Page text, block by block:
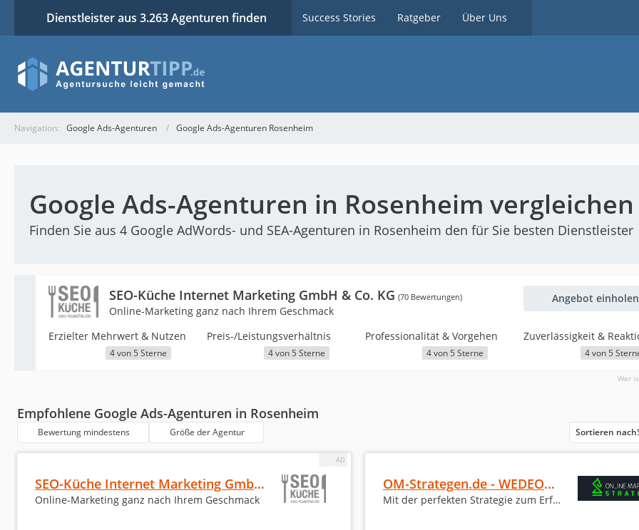
Dienstleister aus 3.263 Agenturen finden Success Stories Ratgeber Über Uns
Navigation: Google Ads-Agenturen Google Ads-Agenturen Rosenheim
Google Ads-Agenturen in Rosenheim vergleichen
Finden Sie aus 4 Google AdWords- und SEA-Agenturen in Rosenheim den für Sie besten Dienstleister
SEO-Küche Internet Marketing GmbH & Co. KG (70 Bewertungen)
Online-Marketing ganz nach Ihrem Geschmack
Angebot einholen
Erzielter Mehrwert & Nutzen
4 von 5 Sterne
Preis-/Leistungsverhältnis
4 von 5 Sterne
Professionalität & Vorgehen
4 von 5 Sterne 4 von 5
Wer
Empfohlene Google Ads-Agenturen in Rosenheim
Bewertung mindestens Größe der Agentur Sortieren nach
SEO-Küche Internet Marketing GmbH & Co. KG
Online-Marketing ganz nach Ihrem Geschmack
OM-Strategen.de - WEDEON GmbH
Mit der perfekten Strategie zum Erfolg!